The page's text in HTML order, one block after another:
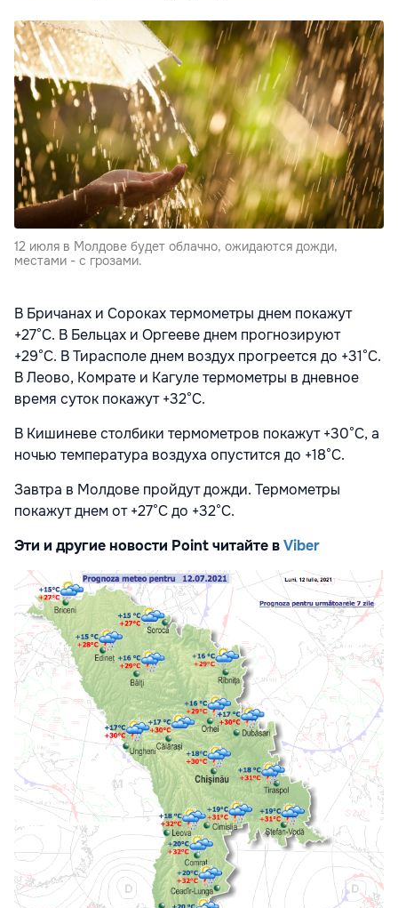
12 июля в Молдове будет облачно, ожидаются дожди,
местами - с грозами.
В Бричанах и Сороках термометры днем покажут
+27°С. В Бельцах и Оргееве днем прогнозируют
+29°С. В Тирасполе днем воздух прогреется до +31°С.
В Леово, Комрате и Кагуле термометры в дневное
время суток покажут +32°С.
В Кишиневе столбики термометров покажут +30°С, а
ночью температура воздуха опустится до +18°С.
Завтра в Молдове пройдут дожди. Термометры
покажут днем от +27°С до +32°С.
Эти и другие новости Point читайте вViber